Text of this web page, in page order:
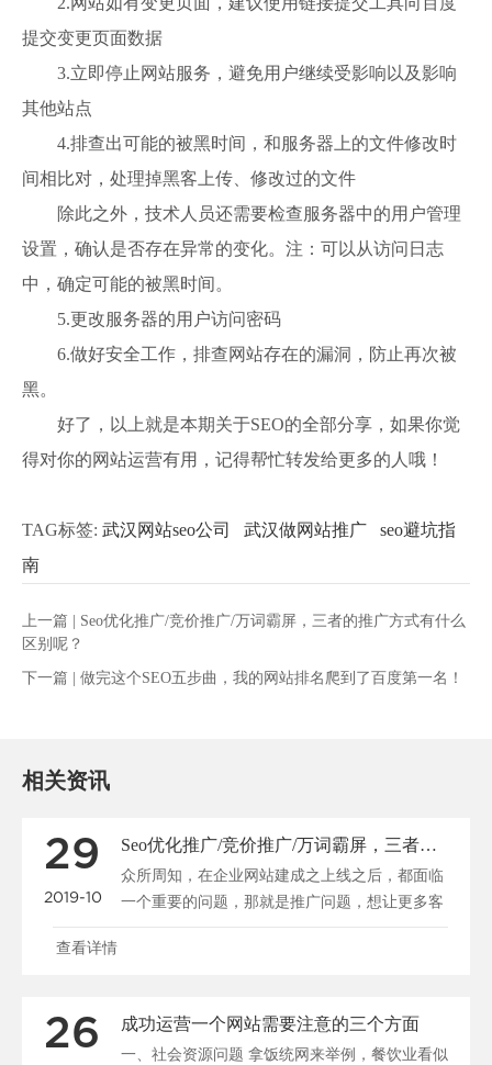
提交变更页面数据
3.立即停止网站服务，避免用户继续受影响以及影响
其他站点
4.排查出可能的被黑时间，和服务器上的文件修改时
间相比对，处理掉黑客上传、修改过的文件
除此之外，技术人员还需要检查服务器中的用户管理
设置，确认是否存在异常的变化。注：可以从访问日志
中，确定可能的被黑时间。
5.更改服务器的用户访问密码
6.做好安全工作，排查网站存在的漏洞，防止再次被
黑。
好了，以上就是本期关于SEO的全部分享，如果你觉
得对你的网站运营有用，记得帮忙转发给更多的人哦！
TAG标签: 武汉网站seo公司 武汉做网站推广
seo避坑指
南
上一篇 | Seo优化推广/竞价推广/万词霸屏，三者的推广方式有什么
区别呢？
下一篇 | 做完这个SEO五步曲，我的网站排名爬到了百度第一名！
相关资讯
29
2019-10
Seo优化推广/竞价推广/万词霸屏，三者的推广方式有什么区别呢？
众所周知，在企业网站建成之上线之后，都面临
一个重要的问题，那就是推广问题，想让更多客
户在网上能够看到......
查看详情
26 成功运营一个网站需要注意的三个方面
一、社会资源问题 拿饭统网来举例，餐饮业看似